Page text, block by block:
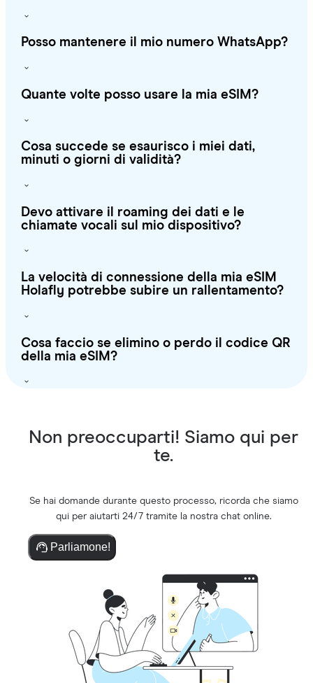
Posso mantenere il mio numero WhatsApp?
Quante volte posso usare la mia eSIM?
Cosa succede se esaurisco i miei dati,
minuti o giorni di validità?
Devo attivare il roaming dei dati e le
chiamate vocali sul mio dispositivo?
La velocità di connessione della mia eSIM
Holafly potrebbe subire un rallentamento?
Cosa faccio se elimino o perdo il codice QR
della mia eSIM?
Non preoccuparti! Siamo qui per
te.
Se hai domande durante questo processo, ricorda che siamo
qui per aiutarti 24/7 tramite la nostra chat online.
Parliamone!